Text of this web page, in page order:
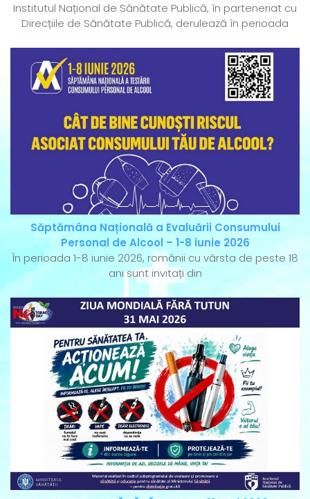
Institutul Național de Sănătate Publică, în parteneriat cu
Direcțiile de Sănătate Publică, derulează în perioada
Săptămâna Națională a Evaluării Consumului
Personal de Alcool – 1-8 iunie 2026
În perioada 1-8 iunie 2026, românii cu vârsta de peste 18
ani sunt invitați din